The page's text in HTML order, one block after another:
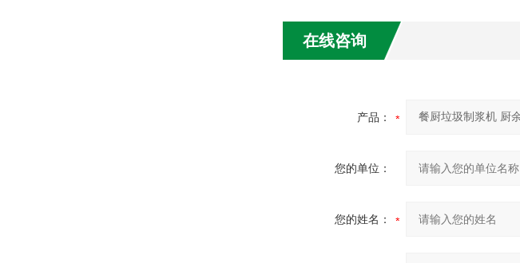
在线咨询
产品：
您的单位：
您的姓名：